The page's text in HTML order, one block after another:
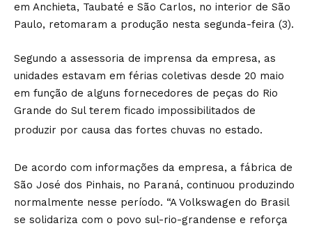
em Anchieta, Taubaté e São Carlos, no interior de São
Paulo, retomaram a produção nesta segunda-feira (3).
Segundo a assessoria de imprensa da empresa, as
unidades estavam em férias coletivas desde 20 maio
em função de alguns fornecedores de peças do Rio
Grande do Sul terem ficado impossibilitados de
produzir por causa das fortes chuvas no estado.
De acordo com informações da empresa, a fábrica de
São José dos Pinhais, no Paraná, continuou produzindo
normalmente nesse período. “A Volkswagen do Brasil
se solidariza com o povo sul-rio-grandense e reforça